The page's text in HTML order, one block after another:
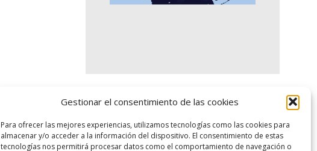
Gestionar el consentimiento de las cookies
Para ofrecer las mejores experiencias, utilizamos tecnologías como las cookies para
almacenar y/o acceder a la información del dispositivo. El consentimiento de estas
tecnologías nos permitirá procesar datos como el comportamiento de navegación o
logo SID